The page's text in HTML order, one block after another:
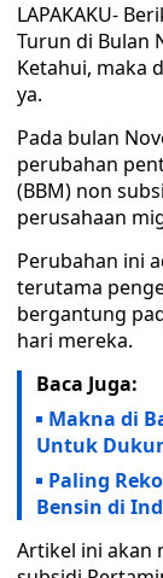
LAPAKAKU-
Turun di Bulan
Ketahui, maka
ya.
Pada bulan
perubahan
(BBM) non
perusahaan
Perubahan ini
terutama
bergantung
hari mereka.
Baca Juga:
Makna di
Untuk
Paling
Bensin di
Artikel ini akan